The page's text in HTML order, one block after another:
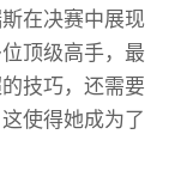
在决赛中展现
顶级高手，最
技巧，还需要
使得她成为了